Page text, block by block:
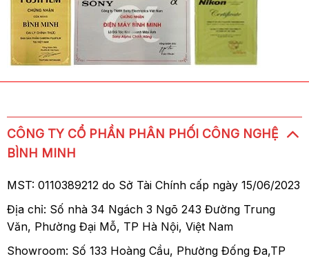
CÔNG TY CỔ PHẦN PHÂN PHỐI CÔNG NGHỆ
BÌNH MINH
MST: 0110389212 do Sở Tài Chính cấp ngày 15/06/2023
Địa chỉ: Số nhà 34 Ngách 3 Ngõ 243 Đường Trung
Văn, Phường Đại Mỗ, TP Hà Nội, Việt Nam
Showroom: Số 133 Hoàng Cầu, Phường Đống Đa,TP